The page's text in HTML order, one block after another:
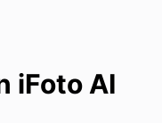
iFoto AI